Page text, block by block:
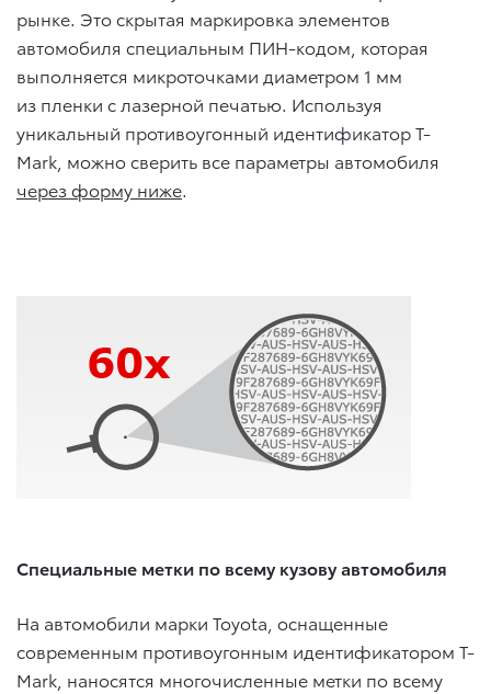
рынке. Это скрытая маркировка элементов
автомобиля специальным ПИН-кодом, которая
выполняется микроточками диаметром 1 мм
из пленки с лазерной печатью. Используя
уникальный противоугонный идентификатор T-
Mark, можно сверить все параметры автомобиля
через форму ниже.
Специальные метки по всему кузову автомобиля
На автомобили марки Toyota, оснащенные
современным противоугонным идентификатором T-
Mark, наносятся многочисленные метки по всему